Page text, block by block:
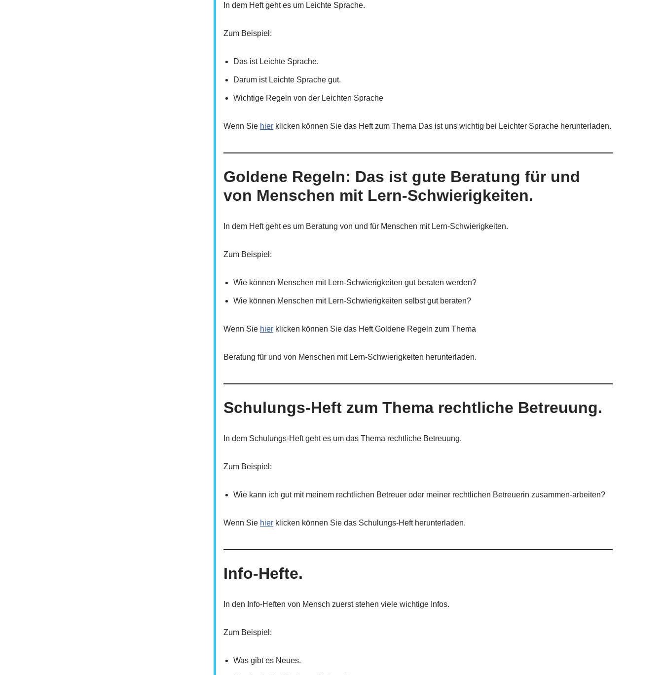
In dem Heft geht es um Leichte Sprache.
Zum Beispiel:
Das ist Leichte Sprache.
Darum ist Leichte Sprache gut.
Wichtige Regeln von der Leichten Sprache
Wenn Sie hier klicken können Sie das Heft zum Thema Das ist uns wichtig bei Leichter Sprache herunterladen.
Goldene Regeln: Das ist gute Beratung für und
von Menschen mit Lern-Schwierigkeiten.
In dem Heft geht es um Beratung von und für Menschen mit Lern-Schwierigkeiten.
Zum Beispiel:
Wie können Menschen mit Lern-Schwierigkeiten gut beraten werden?
Wie können Menschen mit Lern-Schwierigkeiten selbst gut beraten?
Wenn Sie hier klicken können Sie das Heft Goldene Regeln zum Thema
Beratung für und von Menschen mit Lern-Schwierigkeiten herunterladen.
Schulungs-Heft zum Thema rechtliche Betreuung.
In dem Schulungs-Heft geht es um das Thema rechtliche Betreuung.
Zum Beispiel:
Wie kann ich gut mit meinem rechtlichen Betreuer oder meiner rechtlichen Betreuerin zusammen-arbeiten?
Wenn Sie hier klicken können Sie das Schulungs-Heft herunterladen.
Info-Hefte.
In den Info-Heften von Mensch zuerst stehen viele wichtige Infos.
Zum Beispiel:
Was gibt es Neues.